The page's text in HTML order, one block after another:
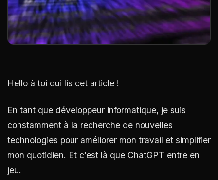
Hello à toi qui lis cet article !
En tant que développeur informatique, je suis
constamment à la recherche de nouvelles
technologies pour améliorer mon travail et simplifier
mon quotidien. Et c’est là que ChatGPT entre en
jeu.